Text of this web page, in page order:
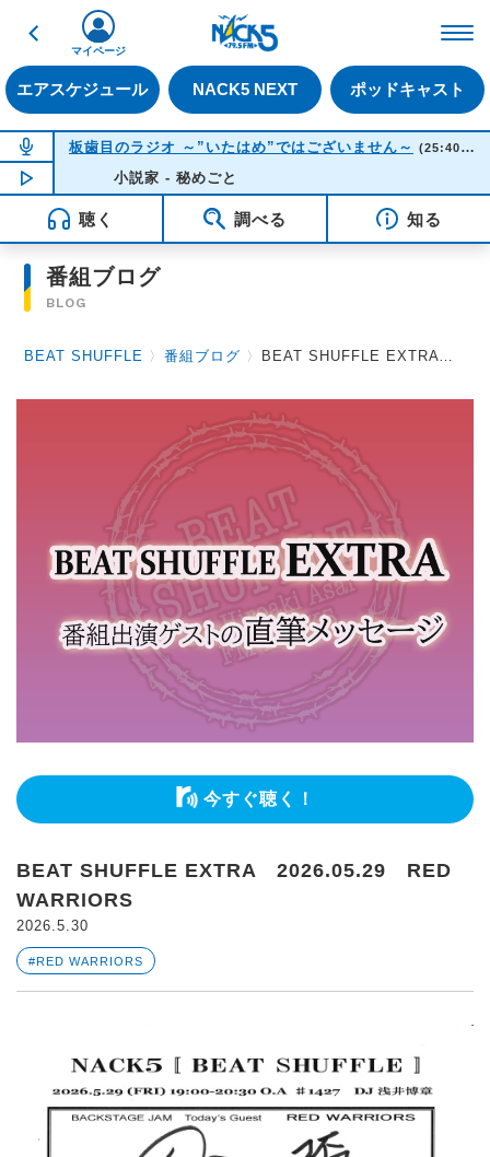
戻る
エアスケジュール NACK5 NEXT ポッドキャスト
マイページ
NOW ON AIR
板歯目のラジオ ～”いたはめ”ではございません～ (25:40-26:00)
NOW PLAYING01:37
小説家 - 秘めごと
聴く 調べる 知る
番組ブログ
BLOG
BEAT SHUFFLE 〉番組ブログ 〉 BEAT SHUFFLE EXTRA 2026.05.29 RED WARRIORS
今すぐ聴く！
BEAT SHUFFLE EXTRA 2026.05.29 RED
WARRIORS
2026.5.30
#RED WARRIORS